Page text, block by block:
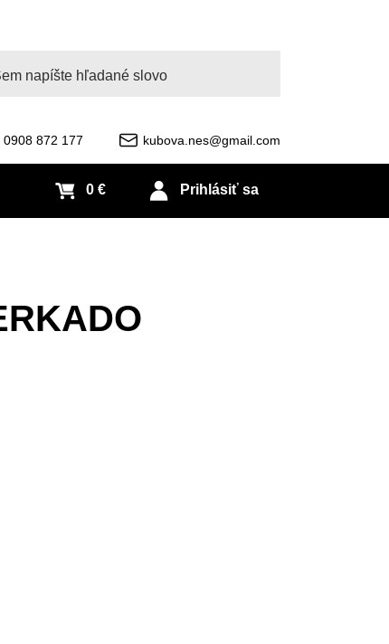
0908 872 177 kubova.nes@gmail.com
Prihlásiť sa
0 €